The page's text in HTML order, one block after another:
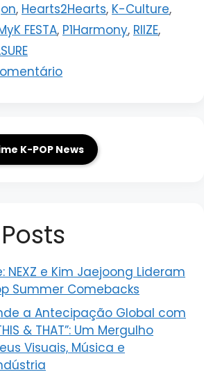
, Hearts2Hearts, K-Culture,
FESTA, P1Harmony, RIIZE,
K-POP News
NEXZ e Kim Jaejoong Lideram
Summer Comebacks
a Antecipação Global com
& THAT”: Um Mergulho
Visuais, Música e